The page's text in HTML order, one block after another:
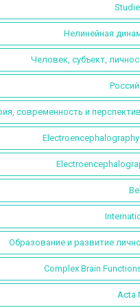
Нелинейная
Человек, субъект,
современность и
Образование и развитие
Complex Brain
Acta